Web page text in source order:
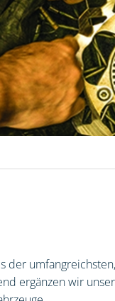
ergänzen wir